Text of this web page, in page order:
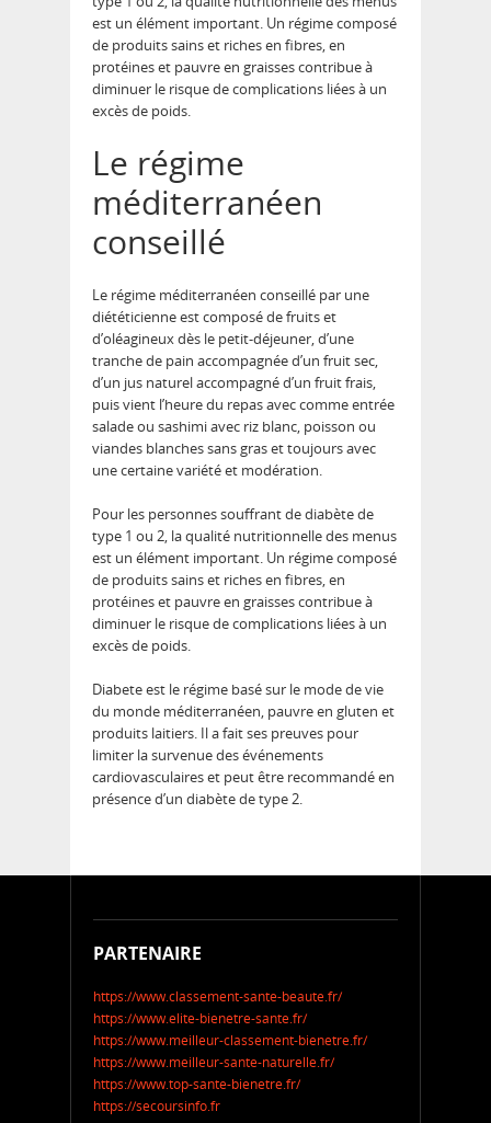
est un élément important. Un régime composé
de produits sains et riches en fibres, en
protéines et pauvre en graisses contribue à
diminuer le risque de complications liées à un
excès de poids.
Le régime
méditerranéen
conseillé
Le régime méditerranéen conseillé par une
diététicienne est composé de fruits et
d’oléagineux dès le petit-déjeuner, d’une
tranche de pain accompagnée d’un fruit sec,
d’un jus naturel accompagné d’un fruit frais,
puis vient l’heure du repas avec comme entrée
salade ou sashimi avec riz blanc, poisson ou
viandes blanches sans gras et toujours avec
une certaine variété et modération.
Pour les personnes souffrant de diabète de
type 1 ou 2, la qualité nutritionnelle des menus
est un élément important. Un régime composé
de produits sains et riches en fibres, en
protéines et pauvre en graisses contribue à
diminuer le risque de complications liées à un
excès de poids.
Diabete est le régime basé sur le mode de vie
du monde méditerranéen, pauvre en gluten et
produits laitiers. Il a fait ses preuves pour
limiter la survenue des événements
cardiovasculaires et peut être recommandé en
présence d’un diabète de type 2.
PARTENAIRE
https://www.classement-sante-beaute.fr/
https://www.elite-bienetre-sante.fr/
https://www.meilleur-classement-bienetre.fr/
https://www.meilleur-sante-naturelle.fr/
https://www.top-sante-bienetre.fr/
https://secoursinfo.fr